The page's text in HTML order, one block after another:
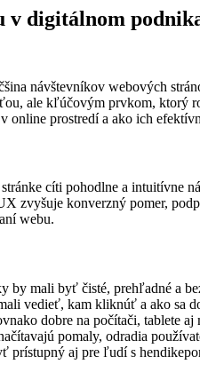
v digitálnom
návštevníkov webových
ale kľúčovým prvkom, ktorý
prostredí a ako ich
cíti pohodlne a intuitívne
zvyšuje konverzný pomer,
webu.
by mali byť čisté, prehľadné a
vedieť, kam kliknúť a ako sa
dobre na počítači, tablete aj
pomaly, odradia
prístupný aj pre ľudí s